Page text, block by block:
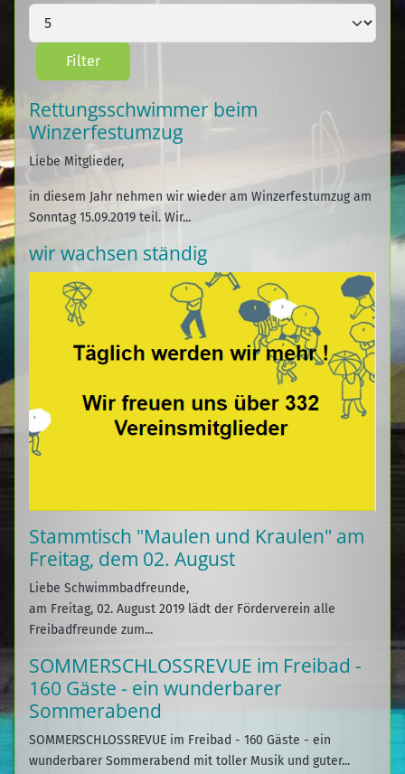
Filter
Rettungsschwimmer beim
Winzerfestumzug
Liebe Mitglieder,
in diesem Jahr nehmen wir wieder am Winzerfestumzug am
Sonntag 15.09.2019 teil. Wir...
wir wachsen ständig
Stammtisch "Maulen und Kraulen" am
Freitag, dem 02. August
Liebe Schwimmbadfreunde,
am Freitag, 02. August 2019 lädt der Förderverein alle
Freibadfreunde zum...
SOMMERSCHLOSSREVUE im Freibad -
160 Gäste - ein wunderbarer
Sommerabend
SOMMERSCHLOSSREVUE im Freibad - 160 Gäste - ein
wunderbarer Sommerabend mit toller Musik und guter...